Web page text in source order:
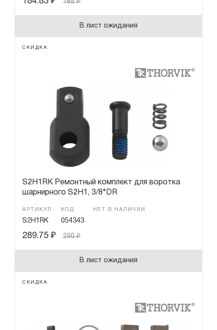
185₽
В лист ожидания
СКИДКА
S2H1RK Ремонтный комплект для воротка
шарнирного S2H1, 3/8"DR
АРТИКУЛ
S2H1RK
КОД
054343
НЕТ В НАЛИЧИИ
289.75 ₽ 290₽
В лист ожидания
СКИДКА